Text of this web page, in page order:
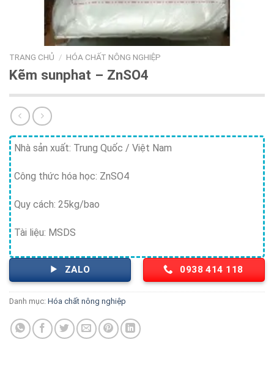
TRANG CHỦ / HÓA CHẤT NÔNG NGHIỆP
Kẽm sunphat – ZnSO4
Nhà sản xuất: Trung Quốc / Việt Nam
Công thức hóa học: ZnSO4
Quy cách: 25kg/bao
Tài liệu: MSDS
ZALO 0938 414 118
Danh mục: Hóa chất nông nghiệp